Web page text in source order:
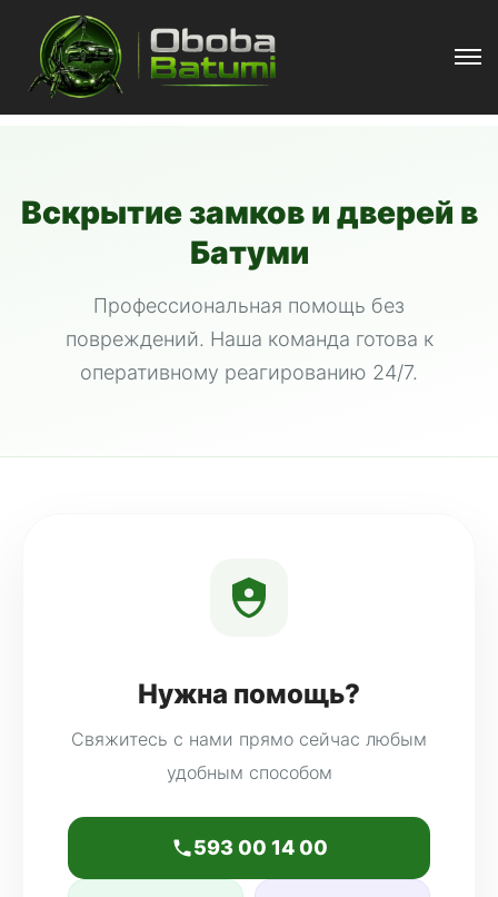
Вскрытие замков и дверей в
Батуми
Профессиональная помощь без
повреждений. Наша команда готова к
оперативному реагированию 24/7.
Нужна помощь?
Свяжитесь с нами прямо сейчас любым
удобным способом
593 00 14 00